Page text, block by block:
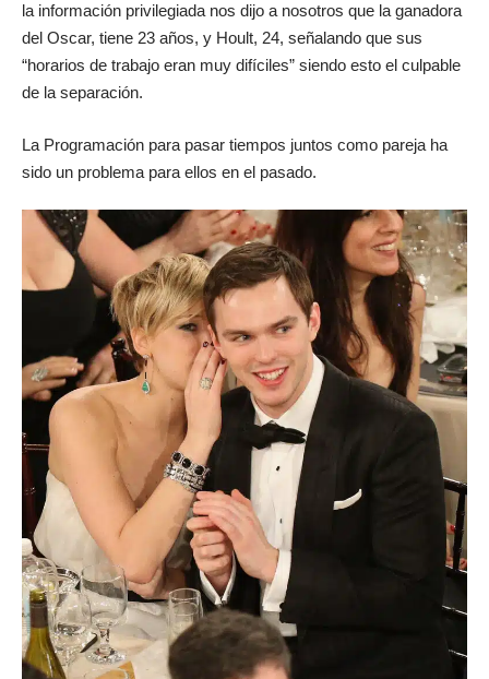
la información privilegiada nos dijo a nosotros que la ganadora
del Oscar, tiene 23 años, y Hoult, 24, señalando que sus
“horarios de trabajo eran muy difíciles” siendo esto el culpable
de la separación.
La Programación para pasar tiempos juntos como pareja ha
sido un problema para ellos en el pasado.